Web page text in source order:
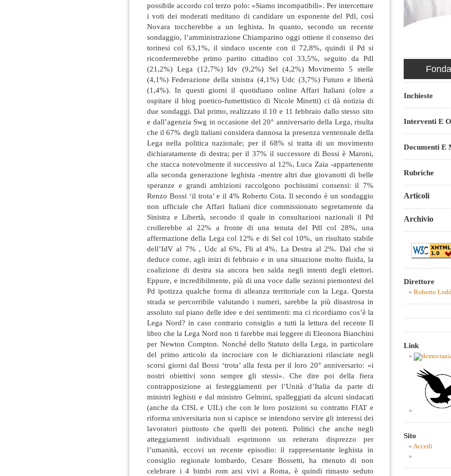
possibile accordo col terzo polo: «Siamo incompatibili». Per intercettare
i voti dei moderati meditano di candidare un esponente del Pdl, così
Novara toccherebbe a un leghista. In quanto, secondo un recente
sondaggio, l’amministrazione Chiamparino oggi ottiene il consenso dei
torinesi col 63,1%, il sindaco uscente con il 72,8%, quindi il Pd si
riconfermerebbe primo partito cittadino col 33,5%, seguito da Pdl
(21,2%) Lega (12,7%) Idv (9,2%) Sel (4,2%) Movimento 5 stelle
(4,1%) Federazione della sinistra (4,1%) Udc (3,7%) Futuro e libertà
(1,4%). In questi giorni il quotidiano online Affari Italiani (oltre a
ospitare il blog poetico-fumettistico di Nicole Minetti) ci dà notizia di
due sondaggi. Dal primo, realizzato il 10 e 11 febbraio dallo stesso sito
e dall’agenzia Swg in occasione del 20° anniversario della Lega, risulta
che il 67% degli italiani considera dannosa la presenza ventennale della
Lega nella politica nazionale; per il 68% si tratta di un movimento
dichiaratamente di destra; per il 37% il successore di Bossi è Maroni,
che stacca notevolmente il successivo al 12%, Luca Zaia -appartenente
alla seconda generazione leghista -mentre altri due giovanotti di belle
speranze e grandi ambizioni raccolgono pochissimi consensi: il 7%
Renzo Bossi ‘il trota’ e il 4% Roberto Cota. Il secondo è un sondaggio
non ufficiale che Affari Italiani dice commissionato segretamente da
Sinistra e Libertà, secondo il quale in consultazioni nazionali il Pd
crollerebbe al 22% a fronte di una tenuta del Pdl col 28%, una
affermazione della Lega col 12% e di Sel col 10%, un risultato stabile
dell’IdV al 7% , Udc al 6%, Fli al 4%, La Destra al 2%. Dal che si
deduce come, agli inizi di febbraio e in una situazione molto fluida, la
coalizione di destra sia ancora ben salda negli intenti degli elettori.
Eppure, e incredibilmente, più di una voce dalle sezioni piemontesi del
Pd ipotizza qualche forma di alleanza territoriale con la Lega. Questa
strada se percorribile valutando i numeri, sarebbe la più disastrosa in
assoluto sul piano delle idee e dei sentimenti: ma ci ricordiamo cos’è la
Lega Nord? in caso contrario consiglio a tutti la lettura del recente Il
libro che la Lega Nord non ti farebbe mai leggere di Eleonora Bianchini
per Newton Compton. Nonché dello Statuto della Lega, in particolare
del primo articolo da incrociare con le dichiarazioni rilasciate negli
scorsi giorni dal Bossi ‘trota’ alla festa per il loro 20° anniversario: «i
nostri obiettivi sono sempre gli stessi». Che dire poi della fiera
contrapposizione ai festeggiamenti per l’Unità d’Italia da parte di
ministri leghisti e dal ministro Gelmini, spalleggiati da alcuni sindacati
(anche da CISL e UIL) che con le loro posizioni su contratto FIAT e
riforma universitaria non si capisce se intendono servire gli interessi dei
lavoratori piuttosto che quelli dei potenti. Politici che anche negli
atteggiamenti individuali esprimono un reiterato disprezzo per
l’umanità, eccovi un recente episodio: il rappresentante leghista in
consiglio regionale lombardo, Cesare Bossetti, ha ritenuto di non
celebrare i 4 bimbi rom arsi vivi a Roma, è quindi rimasto seduto
Inchieste
Interventi E
Documenti E
Rubriche
Articoli
Archivio
Direttore
Roberto
Link
Sito
Accedi